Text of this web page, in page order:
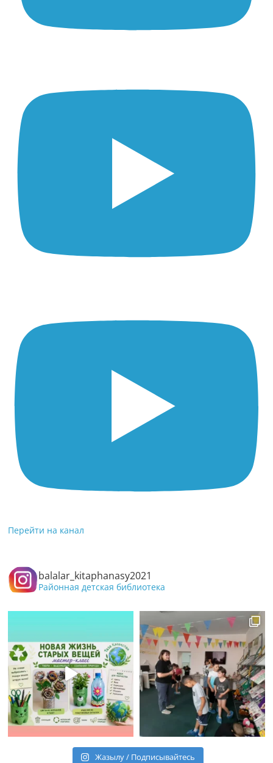
Перейти на канал
balalar_kitaphanasy2021
Районная детская библиотека
Жазылу / Подписывайтесь